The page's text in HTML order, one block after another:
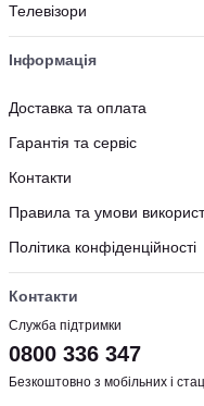
Телевізори
Інформація
Доставка та оплата
Гарантія та сервіс
Контакти
Правила та умови
Політика конфіденційності
Контакти
Служба підтримки
0800 336 347
Безкоштовно з мобільних і